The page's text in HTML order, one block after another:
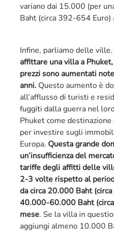
variano dai 15.000 (per
Baht (circa 392-654 Euro)
Infine, parliamo delle ville.
affittare una villa a
prezzi sono aumentati
anni. Questo aumento è
all’afflusso di turisti e
fuggiti dalla guerra nel
Phuket come
per investire sugli
Europa. Questa grande
un’insufficienza del
tariffe degli affitti delle
2-3 volte rispetto al
da circa 20.000 Baht
40.000-60.000 Baht
mese. Se la villa in
aggiungi almeno 10.000